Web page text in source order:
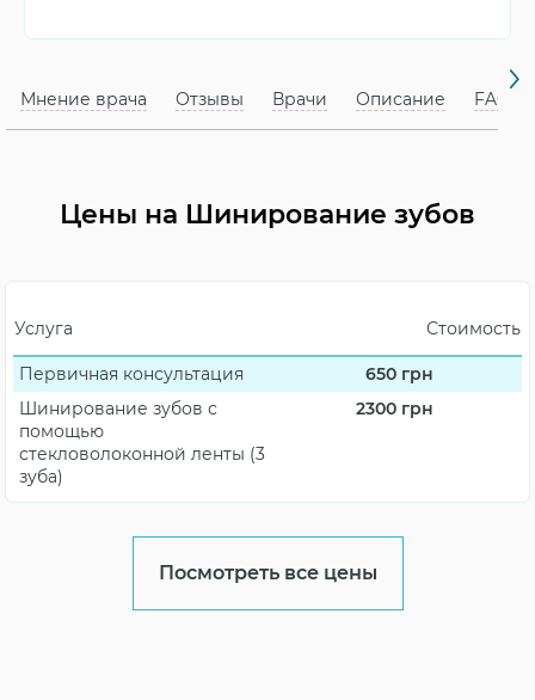
зубов
Требования к
гигиене
строгое соблюдение
Мнение врача Отзывы Врачи Описание FAQ
Цены на Шинирование зубов
Услуга Стоимость
Первичная консультация 650 грн
Шинирование зубов с
помощью
стекловолоконной ленты (3
зуба)
2300 грн
Посмотреть все цены